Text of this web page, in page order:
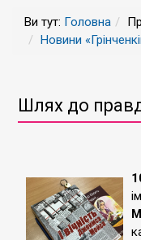
Ви тут: Головна
Новини
Шлях до